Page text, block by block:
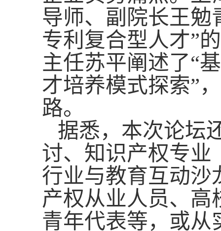
导师、副院长王勉
专利复合型人才”
主任苏平阐述了“
才培养模式探索”
路。
据悉，本次论坛
讨、知识产权专业
行业与教育互动沙
产权从业人员、高
青年代表等，或从